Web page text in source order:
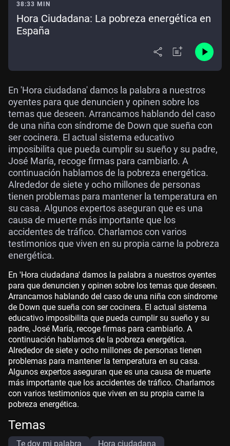
38:33 MIN
Hora Ciudadana: La pobreza energética en
España
En 'Hora ciudadana' damos la palabra a nuestros
oyentes para que denuncien y opinen sobre los
temas que deseen. Arrancamos hablando del caso
de una niña con síndrome de Down que sueña con
ser cocinera. El actual sistema educativo
imposibilita que pueda cumplir su sueño y su padre,
José María, recoge firmas para cambiarlo. A
continuación hablamos de la pobreza energética.
Alrededor de siete y ocho millones de personas
tienen problemas para mantener la temperatura en
su casa. Algunos expertos aseguran que es una
causa de muerte más importante que los
accidentes de tráfico. Charlamos con varios
testimonios que viven en su propia carne la pobreza
energética.
En 'Hora ciudadana' damos la palabra a nuestros oyentes
para que denuncien y opinen sobre los temas que deseen.
Arrancamos hablando del caso de una niña con síndrome
de Down que sueña con ser cocinera. El actual sistema
educativo imposibilita que pueda cumplir su sueño y su
padre, José María, recoge firmas para cambiarlo. A
continuación hablamos de la pobreza energética.
Alrededor de siete y ocho millones de personas tienen
problemas para mantener la temperatura en su casa.
Algunos expertos aseguran que es una causa de muerte
más importante que los accidentes de tráfico. Charlamos
con varios testimonios que viven en su propia carne la
pobreza energética.
Temas
Te doy mi palabra
Hora ciudadana